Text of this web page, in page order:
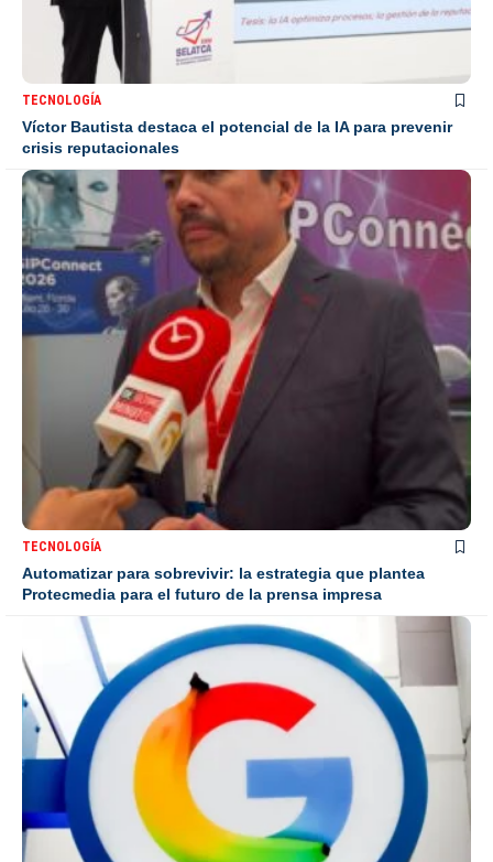
TECNOLOGÍA
Víctor Bautista destaca el potencial de la IA para prevenir
crisis reputacionales
TECNOLOGÍA
Automatizar para sobrevivir: la estrategia que plantea
Protecmedia para el futuro de la prensa impresa